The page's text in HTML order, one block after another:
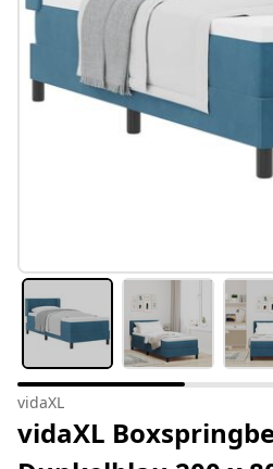
vidaXL
vidaXL